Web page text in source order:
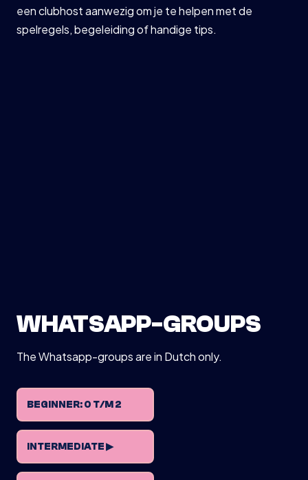
een clubhost aanwezig om je te helpen met de
spelregels, begeleiding of handige tips.
WHATSAPP-GROUPS
The Whatsapp-groups are in Dutch only.
BEGINNER: 0 T/M 2
INTERMEDIATE ▶